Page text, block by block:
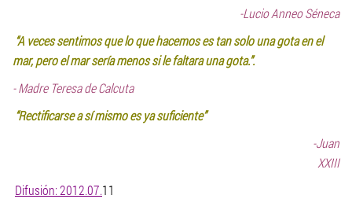
-Lucio Anneo Séneca
“A veces sentimos que lo que hacemos es tan solo una gota en el
mar, pero el mar sería menos si le faltara una gota.”.
-Madre Teresa de Calcuta
“Rectificarse a sí mismo es ya suficiente”
-Juan
XXIII
Difusión: 2012.07.11